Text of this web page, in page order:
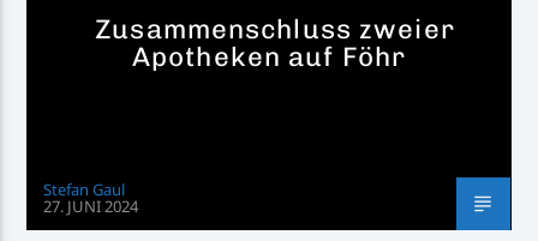
Zusammenschluss zweier
Apotheken auf Föhr
Stefan Gaul
27. JUNI 2024